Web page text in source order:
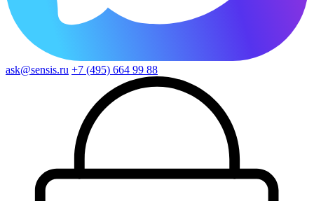
ask@sensis.ru +7 (495) 664 99 88